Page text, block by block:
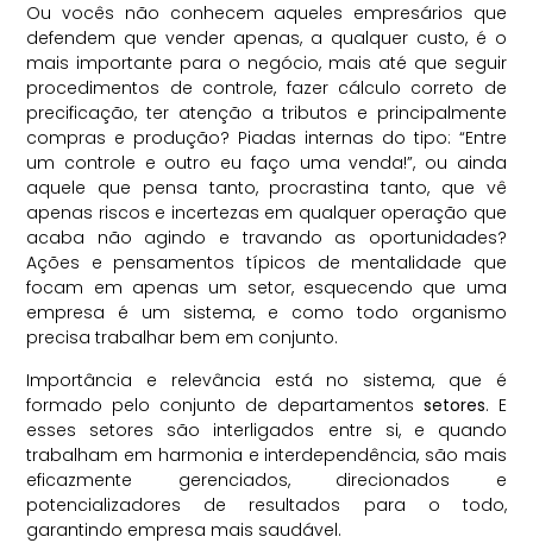
Ou vocês não conhecem aqueles empresários que
defendem que vender apenas, a qualquer custo, é o
mais importante para o negócio, mais até que seguir
procedimentos de controle, fazer cálculo correto de
precificação, ter atenção a tributos e principalmente
compras e produção? Piadas internas do tipo: “Entre
um controle e outro eu faço uma venda!”, ou ainda
aquele que pensa tanto, procrastina tanto, que vê
apenas riscos e incertezas em qualquer operação que
acaba não agindo e travando as oportunidades?
Ações e pensamentos típicos de mentalidade que
focam em apenas um setor, esquecendo que uma
empresa é um sistema, e como todo organismo
precisa trabalhar bem em conjunto.
Importância e relevância está no sistema, que é
formado pelo conjunto de departamentos setores. E
esses setores são interligados entre si, e quando
trabalham em harmonia e interdependência, são mais
eficazmente gerenciados, direcionados e
potencializadores de resultados para o todo,
garantindo empresa mais saudável.